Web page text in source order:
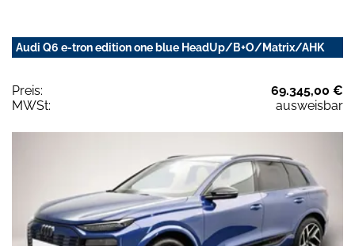
Audi Q6 e-tron edition one blue HeadUp/B+O/Matrix/AHK
Preis:
69.345,00 €
MWSt:
ausweisbar